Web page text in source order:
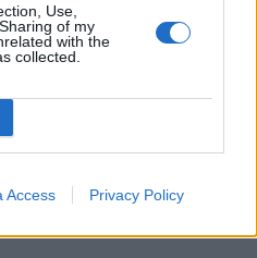
Use,
of my
with the
collected.
Access Privacy Policy